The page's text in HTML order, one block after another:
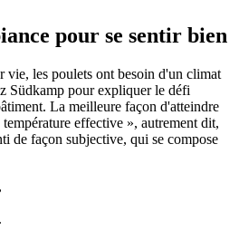
pour se sentir bien
vie, les poulets ont besoin d'un climat
Südkamp pour expliquer le défi
La meilleure façon d'atteindre
effective », autrement dit,
de façon subjective, qui se compose